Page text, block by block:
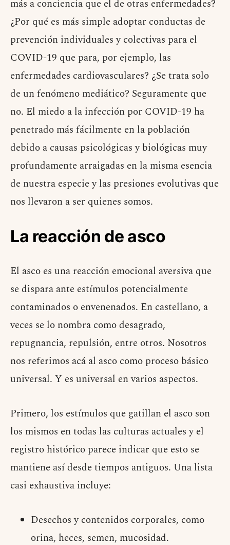
más a conciencia que el de otras enfermedades?
¿Por qué es más simple adoptar conductas de
prevención individuales y colectivas para el
COVID-19 que para, por ejemplo, las
enfermedades cardiovasculares? ¿Se trata solo
de un fenómeno mediático? Seguramente que
no. El miedo a la infección por COVID-19 ha
penetrado más fácilmente en la población
debido a causas psicológicas y biológicas muy
profundamente arraigadas en la misma esencia
de nuestra especie y las presiones evolutivas que
nos llevaron a ser quienes somos.
La reacción de asco
El asco es una reacción emocional aversiva que
se dispara ante estímulos potencialmente
contaminados o envenenados. En castellano, a
veces se lo nombra como desagrado,
repugnancia, repulsión, entre otros. Nosotros
nos referimos acá al asco como proceso básico
universal. Y es universal en varios aspectos.
Primero, los estímulos que gatillan el asco son
los mismos en todas las culturas actuales y el
registro histórico parece indicar que esto se
mantiene así desde tiempos antiguos. Una lista
casi exhaustiva incluye:
Desechos y contenidos corporales, como
orina, heces, semen, mucosidad.